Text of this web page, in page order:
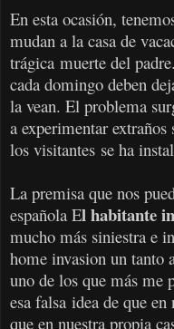
En esta ocasión,
mudan a la casa de
trágica muerte del
cada domingo deben
la vean. El problema
a experimentar
los visitantes se ha
La premisa que nos
española El habitante
mucho más siniestra e
home invasion un tanto
uno de los que más me
esa falsa idea de que
que en nuestra propia